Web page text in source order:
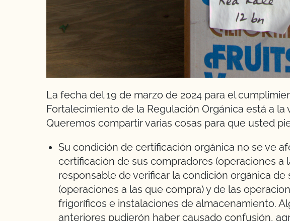
La fecha del 19 de marzo de 2024 para el
Fortalecimiento de la Regulación Orgánica está a la
Queremos compartir varias cosas para que usted
Su condición de certificación orgánica no se ve
certificación de sus compradores (operaciones a
responsable de verificar la condición orgánica de
(operaciones a las que compra) y de las
frigoríficos e instalaciones de almacenamiento.
anteriores pudierón haber causado confusión,